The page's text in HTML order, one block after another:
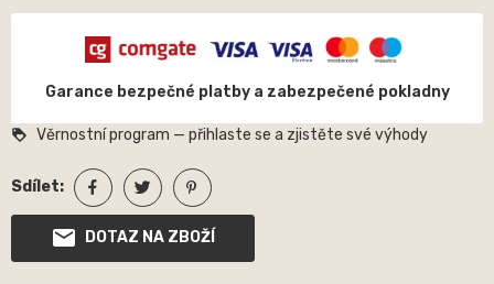
Garance bezpečné platby a zabezpečené pokladny
loyalty Věrnostní program — přihlaste se a zjistěte své výhody
Sdílet:
DOTAZ NA ZBOŽÍ